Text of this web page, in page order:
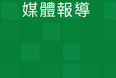
媒體報導